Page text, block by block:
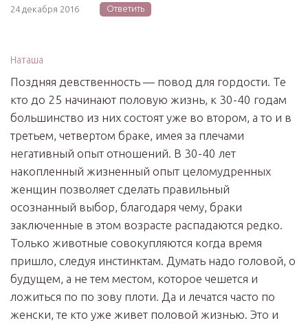
24 декабря 2016 Ответить
Наташа
Поздняя девственность — повод для гордости. Те
кто до 25 начинают половую жизнь, к 30-40 годам
большинство из них состоят уже во втором, а то и в
третьем, четвертом браке, имея за плечами
негативный опыт отношений. В 30-40 лет
накопленный жизненный опыт целомудренных
женщин позволяет сделать правильный
осознанный выбор, благодаря чему, браки
заключенные в этом возрасте распадаются редко.
Только животные совокупляются когда время
пришло, следуя инстинктам. Думать надо головой, о
будущем, а не тем местом, которое чешется и
ложиться по по зову плоти. Да и лечатся часто по
женски, те кто уже живет половой жизнью. Это и